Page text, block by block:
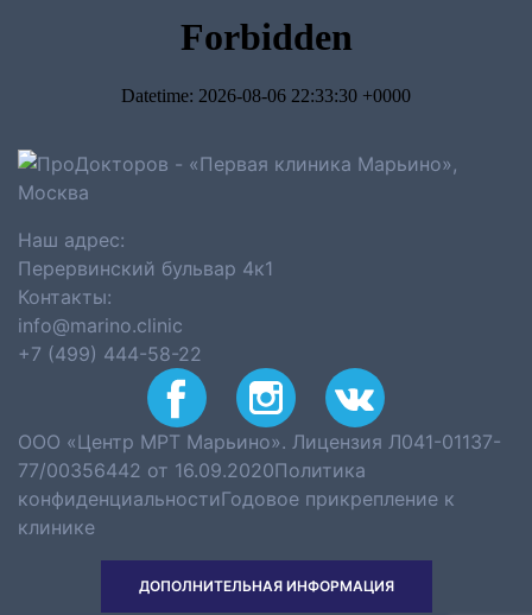
Наш адрес:
Перервинский бульвар 4к1
Контакты:
info@marino.clinic
+7 (499) 444-58-22
ООО «Центр МРТ Марьино». Лицензия Л041-01137-
77/00356442 от 16.09.2020Политика
конфиденциальностиГодовое прикрепление к
клинике
ДОПОЛНИТЕЛЬНАЯ ИНФОРМАЦИЯ